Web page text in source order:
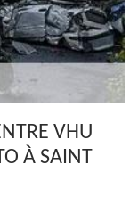
VHU
À SAINT